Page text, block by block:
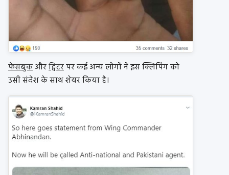
फेसबुकऔरट्विटरपर कई अन्य लोगों ने इस क्लिपिंग को
उसी संदेश के साथ शेयर किया है।